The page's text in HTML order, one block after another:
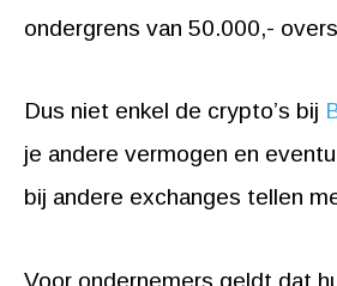
ondergrens van 50.000,-
Dus niet enkel de crypto’s bij
je andere vermogen en
bij andere exchanges tellen
Voor ondernemers geldt dat